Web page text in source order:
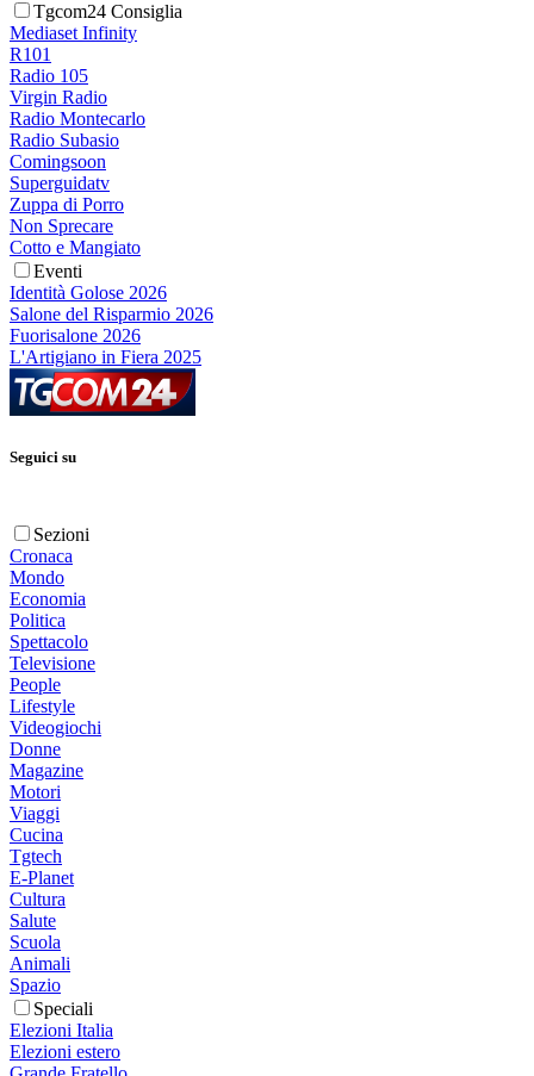
Tgcom24 Consiglia
Mediaset Infinity
R101
Radio 105
Virgin Radio
Radio Montecarlo
Radio Subasio
Comingsoon
Superguidatv
Zuppa di Porro
Non Sprecare
Cotto e Mangiato
Eventi
Identità Golose 2026
Salone del Risparmio 2026
Fuorisalone 2026
L'Artigiano in Fiera 2025
Seguici su
Sezioni
Cronaca
Mondo
Economia
Politica
Spettacolo
Televisione
People
Lifestyle
Videogiochi
Donne
Magazine
Motori
Viaggi
Cucina
Tgtech
E-Planet
Cultura
Salute
Scuola
Animali
Spazio
Speciali
Elezioni Italia
Elezioni estero